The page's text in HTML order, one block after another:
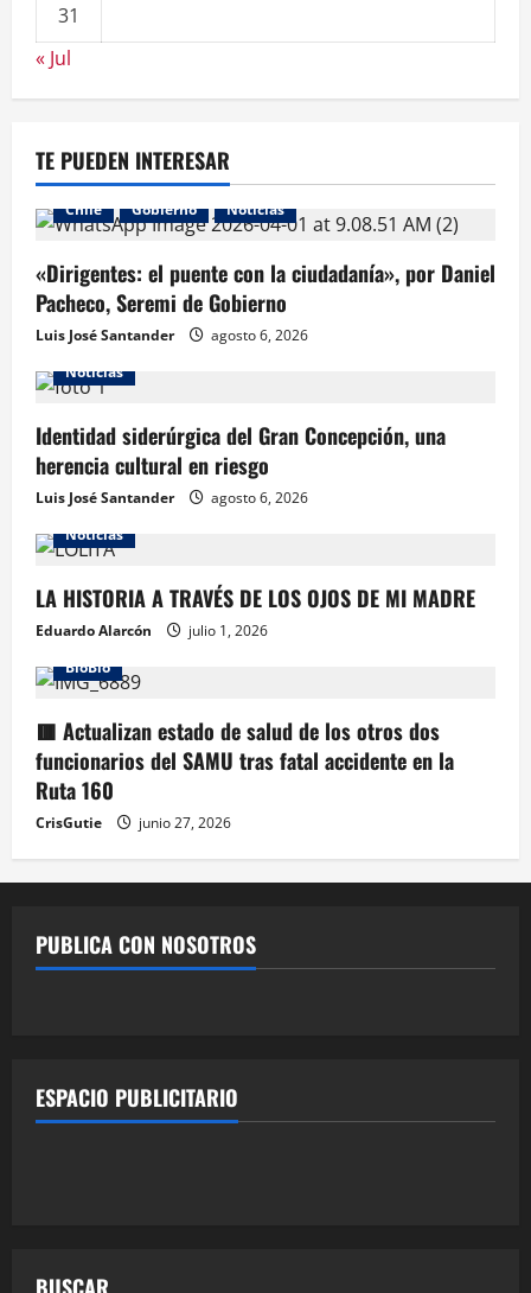
31
« Jul
TE PUEDEN INTERESAR
Chile Gobierno Noticias
«Dirigentes: el puente con la ciudadanía», por Daniel
Pacheco, Seremi de Gobierno
Luis José Santander
agosto 6, 2026
Noticias
Identidad siderúrgica del Gran Concepción, una
herencia cultural en riesgo
Luis José Santander
agosto 6, 2026
Noticias
LA HISTORIA A TRAVÉS DE LOS OJOS DE MI MADRE
Eduardo Alarcón
julio 1, 2026
BioBio
🟥 Actualizan estado de salud de los otros dos
funcionarios del SAMU tras fatal accidente en la
Ruta 160
CrisGutie junio 27, 2026
PUBLICA CON NOSOTROS
ESPACIO PUBLICITARIO